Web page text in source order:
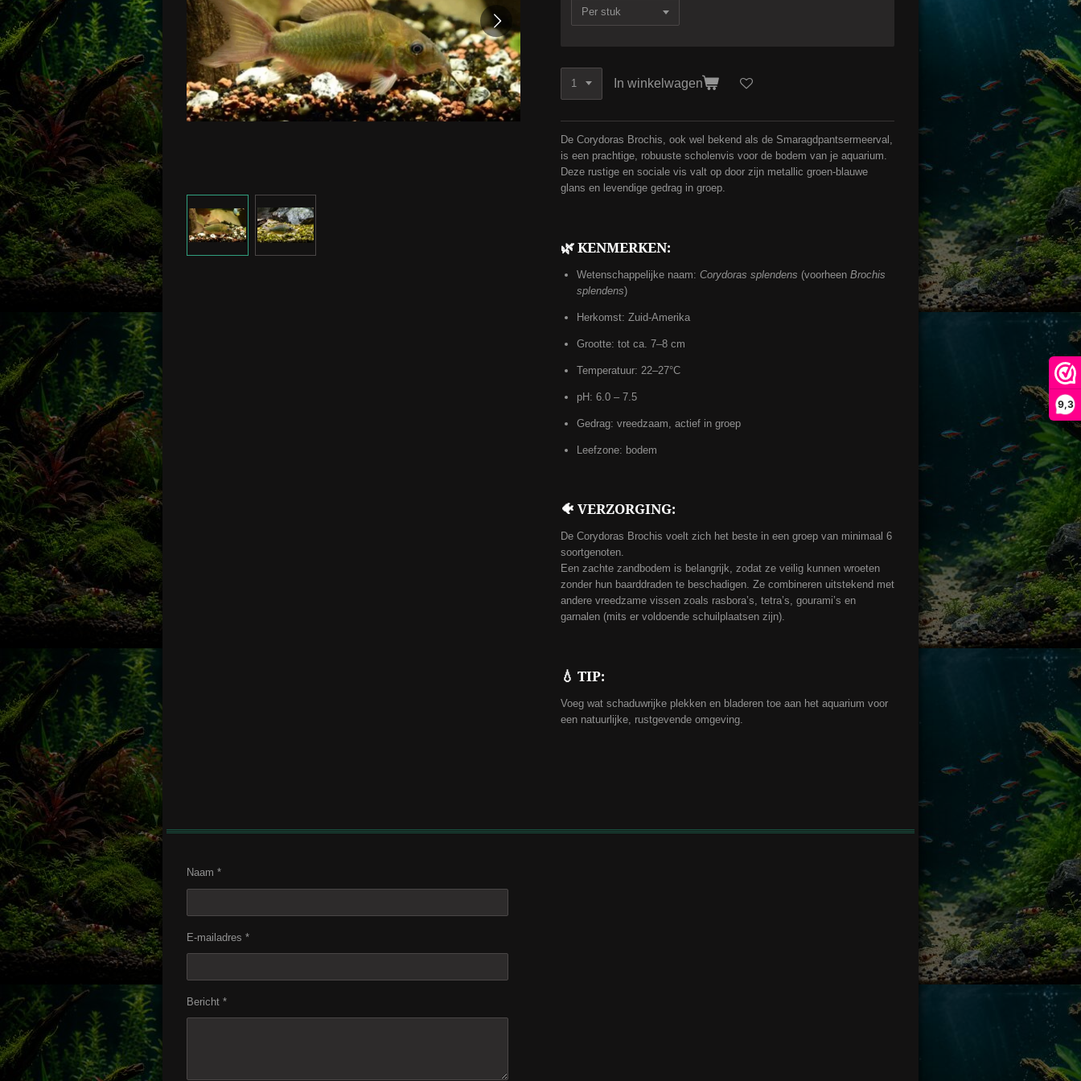
9,3
In winkelwagen
De Corydoras Brochis, ook wel bekend als de Smaragdpantsermeerval,
is een prachtige, robuuste scholenvis voor de bodem van je aquarium.
Deze rustige en sociale vis valt op door zijn metallic groen-blauwe
glans en levendige gedrag in groep.
🌿 KENMERKEN:
Wetenschappelijke naam: Corydoras splendens (voorheen Brochis
splendens)
Herkomst: Zuid-Amerika
Grootte: tot ca. 7–8 cm
Temperatuur: 22–27°C
pH: 6.0 – 7.5
Gedrag: vreedzaam, actief in groep
Leefzone: bodem
🐠 VERZORGING:
De Corydoras Brochis voelt zich het beste in een groep van minimaal 6
soortgenoten.
Een zachte zandbodem is belangrijk, zodat ze veilig kunnen wroeten
zonder hun baarddraden te beschadigen. Ze combineren uitstekend met
andere vreedzame vissen zoals rasbora’s, tetra’s, gourami’s en
garnalen (mits er voldoende schuilplaatsen zijn).
💧 TIP:
Voeg wat schaduwrijke plekken en bladeren toe aan het aquarium voor
een natuurlijke, rustgevende omgeving.
Naam *
E-mailadres *
Bericht *